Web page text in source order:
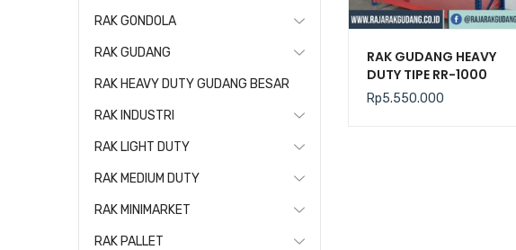
RAK GUDANG HEAVY
DUTY TIPE RR-1000
Rp5.550.000
RAK GONDOLA
RAK GUDANG
RAK HEAVY DUTY GUDANG BESAR
RAK INDUSTRI
RAK LIGHT DUTY
RAK MEDIUM DUTY
RAK MINIMARKET
RAK PALLET